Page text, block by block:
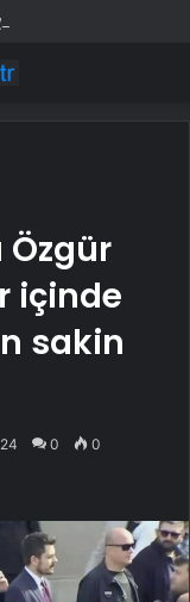
kaybetti
Özgür
içinde
sakin
0 0